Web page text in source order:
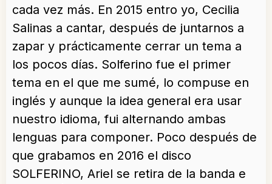
cada vez más. En 2015 entro yo, Cecilia
Salinas a cantar, después de juntarnos a
zapar y prácticamente cerrar un tema a
los pocos días. Solferino fue el primer
tema en el que me sumé, lo compuse en
inglés y aunque la idea general era usar
nuestro idioma, fui alternando ambas
lenguas para componer. Poco después de
que grabamos en 2016 el disco
SOLFERINO, Ariel se retira de la banda e